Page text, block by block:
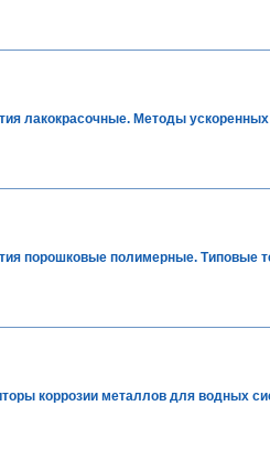
лакокрасочные. Методы
порошковые полимерные. Типовые
коррозии металлов для водных